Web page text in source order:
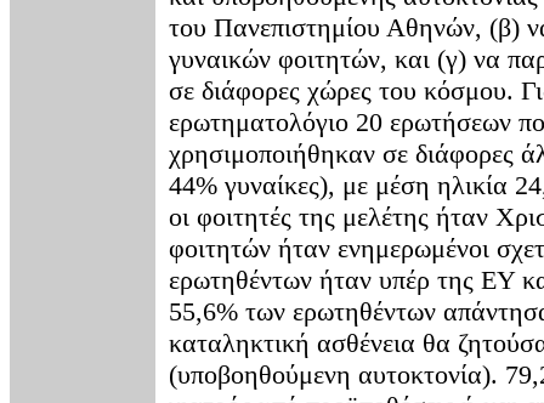
του Πανεπιστημίου Αθηνών, (β)
γυναικών φοιτητών, και (γ) να
σε διάφορες χώρες του κόσμου.
ερωτηματολόγιο 20 ερωτήσεων
χρησιμοποιήθηκαν σε διάφορες
44% γυναίκες), με μέση ηλικία
οι φοιτητές της μελέτης ήταν
φοιτητών ήταν ενημερωμένοι
ερωτηθέντων ήταν υπέρ της ΕΥ
55,6% των ερωτηθέντων
καταληκτική ασθένεια θα
(υποβοηθούμενη αυτοκτονία).